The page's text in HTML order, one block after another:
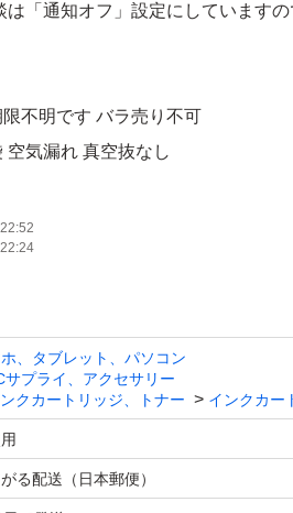
「通知オフ」設定にしていますの
不明です バラ売り不可
気漏れ 真空抜なし
にゆうパケットにて送付します（
）
良の場合は交換対応とさせていただ
数が異なって記載していまうことが
出品物になります 領収書は発行し
、タブレット、パソコン
サプライ、アクセサリー
クカートリッジ、トナー
インクカー
る配送（日本郵便）